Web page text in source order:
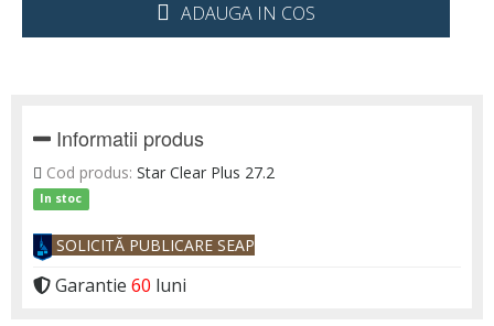
ADAUGA IN COS
Informatii produs
Cod produs: Star Clear Plus 27.2
In stoc
SOLICITĂ PUBLICARE SEAP
Garantie 60 luni